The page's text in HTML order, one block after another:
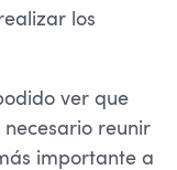
los
ver que
reunir
importante a